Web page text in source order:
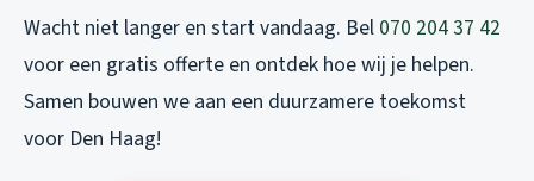
Wacht niet langer en start vandaag. Bel 070 204 37 42
voor een gratis offerte en ontdek hoe wij je helpen.
Samen bouwen we aan een duurzamere toekomst
voor Den Haag!